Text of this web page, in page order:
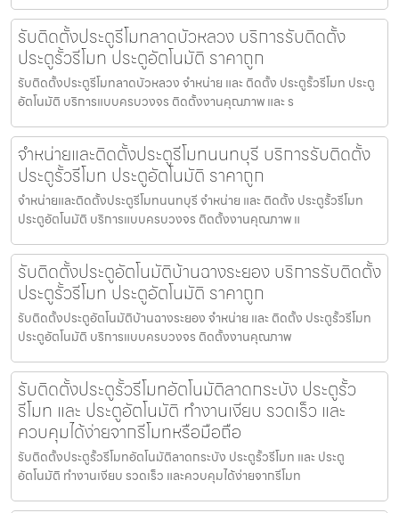
รับติดตั้งประตูรีโมทลาดบัวหลวง บริการรับติดตั้ง
ประตูรั้วรีโมท ประตูอัตโนมัติ ราคาถูก
รับติดตั้งประตูรีโมทลาดบัวหลวง จำหน่าย และ ติดตั้ง ประตูรั้วรีโมท ประตู
อัตโนมัติ บริการแบบครบวงจร ติดตั้งงานคุณภาพ และ ร
จำหน่ายและติดตั้งประตูรีโมทนนทบุรี บริการรับติดตั้ง
ประตูรั้วรีโมท ประตูอัตโนมัติ ราคาถูก
จำหน่ายและติดตั้งประตูรีโมทนนทบุรี จำหน่าย และ ติดตั้ง ประตูรั้วรีโมท
ประตูอัตโนมัติ บริการแบบครบวงจร ติดตั้งงานคุณภาพ แ
รับติดตั้งประตูอัตโนมัติบ้านฉางระยอง บริการรับติดตั้ง
ประตูรั้วรีโมท ประตูอัตโนมัติ ราคาถูก
รับติดตั้งประตูอัตโนมัติบ้านฉางระยอง จำหน่าย และ ติดตั้ง ประตูรั้วรีโมท
ประตูอัตโนมัติ บริการแบบครบวงจร ติดตั้งงานคุณภาพ
รับติดตั้งประตูรั้วรีโมทอัตโนมัติลาดกระบัง ประตูรั้ว
รีโมท และ ประตูอัตโนมัติ ทำงานเงียบ รวดเร็ว และ
ควบคุมได้ง่ายจากรีโมทหรือมือถือ
รับติดตั้งประตูรั้วรีโมทอัตโนมัติลาดกระบัง ประตูรั้วรีโมท และ ประตู
อัตโนมัติ ทำงานเงียบ รวดเร็ว และควบคุมได้ง่ายจากรีโมท